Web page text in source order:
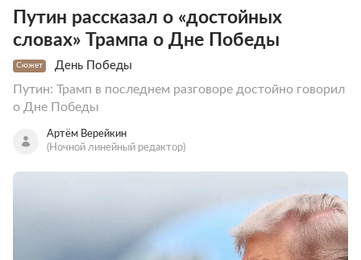
Путин рассказал о «достойных
словах» Трампа о Дне Победы
Сюжет День Победы
Путин: Трамп в последнем разговоре достойно говорил
о Дне Победы
Артём Верейкин
(Ночной линейный редактор)